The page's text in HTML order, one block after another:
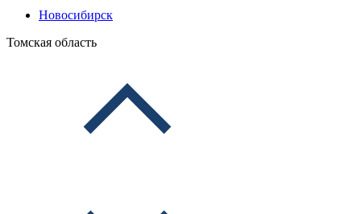
Новосибирск
Томская область